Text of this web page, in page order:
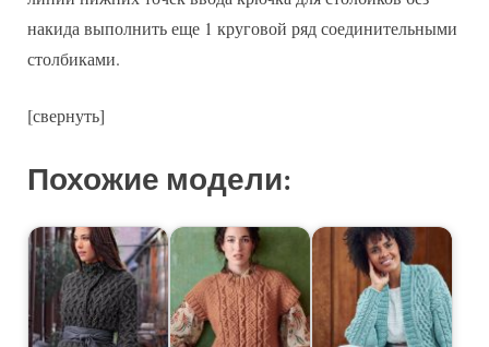
накида выполнить еще 1 круговой ряд соединительными
столбиками.
[свернуть]
Похожие модели: